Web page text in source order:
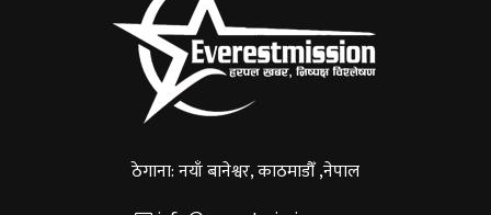
ठेगाना: नयाँ बानेश्वर, काठमाडौँ ,नेपाल